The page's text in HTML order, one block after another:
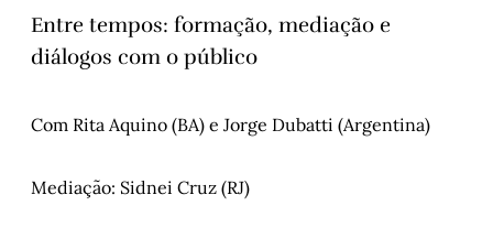
Entre tempos: formação, mediação e
diálogos com o público
Com Rita Aquino (BA) e Jorge Dubatti (Argentina)
Mediação: Sidnei Cruz (RJ)